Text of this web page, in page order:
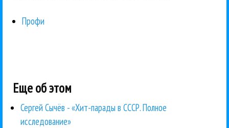
Профи
Еще об этом
Сергей Сычёв - «Хит-парады в СССР. Полное
исследование»